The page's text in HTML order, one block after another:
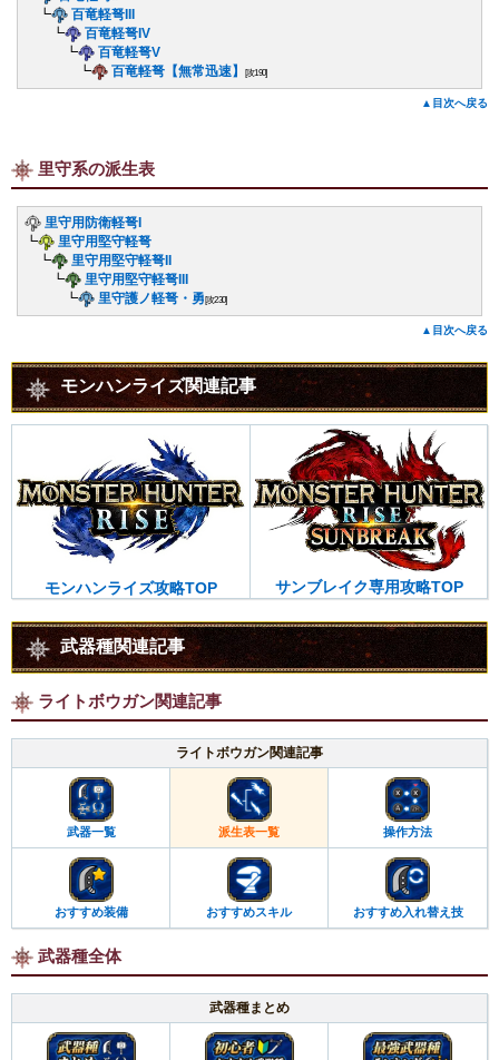
┗
百竜軽弩III
┗
百竜軽弩IV
┗
百竜軽弩V
┗
百竜軽弩【無常迅速】 [攻190]
▲目次へ戻る
里守系の派生表
里守用防衛軽弩I
┗
里守用堅守軽弩
┗
里守用堅守軽弩II
┗
里守用堅守軽弩III
┗
里守護ノ軽弩・勇[攻230]
▲目次へ戻る
モンハンライズ関連記事
モンハンライズ攻略TOP サンブレイク専用攻略TOP
武器種関連記事
ライトボウガン関連記事
ライトボウガン関連記事
武器一覧 派生表一覧 操作方法
おすすめ装備 おすすめスキル おすすめ入れ替え技
武器種全体
武器種まとめ